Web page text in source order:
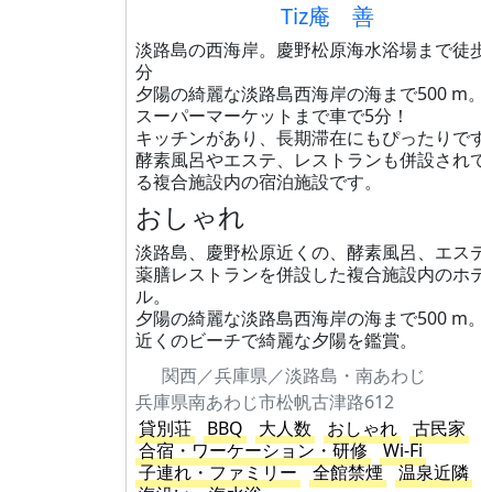
Tiz庵 善
淡路島の西海岸。慶野松原海水浴場まで徒
分
夕陽の綺麗な淡路島西海岸の海まで500 m。
スーパーマーケットまで車で5分！
キッチンがあり、長期滞在にもぴったりで
酵素風呂やエステ、レストランも併設され
る複合施設内の宿泊施設です。
おしゃれ
淡路島、慶野松原近くの、酵素風呂、エステ
薬膳レストランを併設した複合施設内のホ
ル。
夕陽の綺麗な淡路島西海岸の海まで500 m。
近くのビーチで綺麗な夕陽を鑑賞。
関西／兵庫県／淡路島・南あわじ
兵庫県南あわじ市松帆古津路612
貸別荘
BBQ 大人数 おしゃれ
古民家
合宿・ワーケーション・研修
Wi-Fi
子連れ・ファミリー
全館禁煙
温泉近隣